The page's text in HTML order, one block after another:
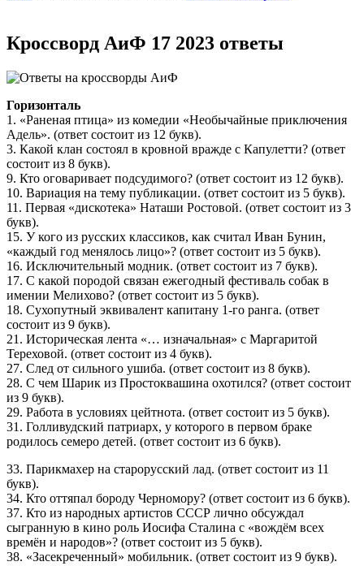
Кроссворд АиФ 17 2023 ответы
Горизонталь
1. «Раненая птица» из комедии «Необычайные приключения
Адель». (ответ состоит из 12 букв).
3. Какой клан состоял в кровной вражде с Капулетти? (ответ
состоит из 8 букв).
9. Кто оговаривает подсудимого? (ответ состоит из 12 букв).
10. Вариация на тему публикации. (ответ состоит из 5 букв).
11. Первая «дискотека» Наташи Ростовой. (ответ состоит из 3
букв).
15. У кого из русских классиков, как считал Иван Бунин,
«каждый год менялось лицо»? (ответ состоит из 5 букв).
16. Исключительный модник. (ответ состоит из 7 букв).
17. С какой породой связан ежегодный фестиваль собак в
имении Мелихово? (ответ состоит из 5 букв).
18. Сухопутный эквивалент капитану 1-го ранга. (ответ
состоит из 9 букв).
21. Историческая лента «… изначальная» с Маргаритой
Тереховой. (ответ состоит из 4 букв).
27. След от сильного ушиба. (ответ состоит из 8 букв).
28. С чем Шарик из Простоквашина охотился? (ответ состоит
из 9 букв).
29. Работа в условиях цейтнота. (ответ состоит из 5 букв).
31. Голливудский патриарх, у которого в первом браке
родилось семеро детей. (ответ состоит из 6 букв).
33. Парикмахер на старорусский лад. (ответ состоит из 11
букв).
34. Кто оттяпал бороду Черномору? (ответ состоит из 6 букв).
37. Кто из народных артистов СССР лично обсуждал
сыгранную в кино роль Иосифа Сталина с «вождём всех
времён и народов»? (ответ состоит из 5 букв).
38. «Засекреченный» мобильник. (ответ состоит из 9 букв).